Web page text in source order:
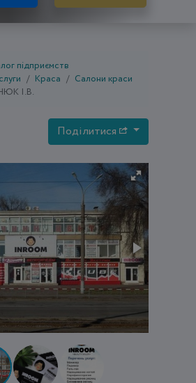
підприємств
Краса
Салони краси
І.В.
Поділитися